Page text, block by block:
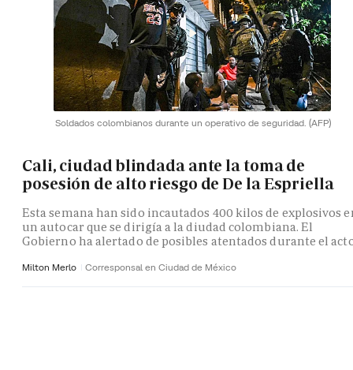
Soldados colombianos durante un operativo de seguridad. (AFP)
Cali, ciudad blindada ante la toma de
posesión de alto riesgo de De la Espriella
Esta semana han sido incautados 400 kilos de explosivos
un autocar que se dirigía a la diudad colombiana. El
Gobierno ha alertado de posibles atentados durante el
Milton Merlo Corresponsal en Ciudad de México